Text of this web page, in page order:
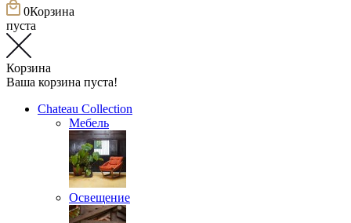
0Корзина
пуста
Корзина
Ваша корзина пуста!
Chateau Collection
Мебель
Освещение